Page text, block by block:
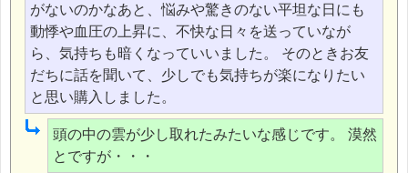
がないのかなあと、悩みや驚きのない平坦な日にも
動悸や血圧の上昇に、不快な日々を送っていなが
ら、気持ちも暗くなっていいました。 そのときお友
だちに話を聞いて、少しでも気持ちが楽になりたい
と思い購入しました。
頭の中の雲が少し取れたみたいな感じです。 漠然
とですが・・・